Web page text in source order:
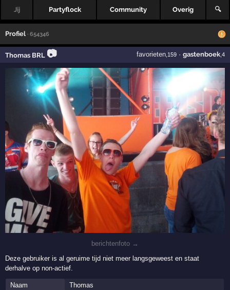
Jij Partyflock Community Overig 🔍
Profiel · 654346
Thomas BRL 📷 favorieten,159· gastenboek,4
berichtenfoto →
Deze gebruiker is al geruime tijd niet meer langsgeweest en staat
derhalve op non-actief.
Naam
Thomas